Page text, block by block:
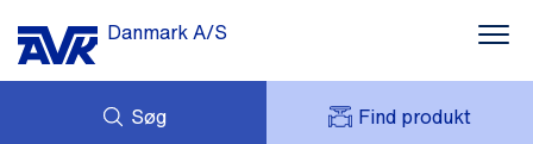
Danmark A/S
Søg Find produkt